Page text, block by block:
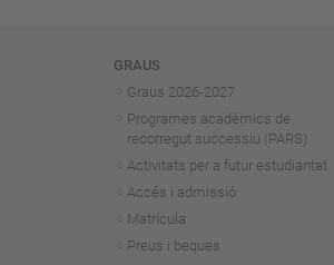
Navegació
GRAUS
Graus 2026-2027
Programes acadèmics de
recorregut successiu (PARS)
Activitats per a futur estudiantat
Accés i admissió
Matrícula
Preus i beques